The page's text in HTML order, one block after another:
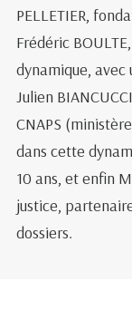
PELLETIER,
Frédéric
dynamique, avec
Julien
CNAPS
dans cette
10 ans, et enfin
justice,
dossiers.